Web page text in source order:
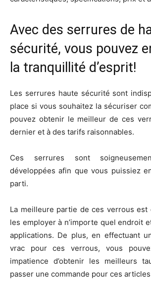
Avec des serrures de
sécurité, vous pouvez
la tranquillité d’esprit!
Les serrures haute sécurité sont
place si vous souhaitez la sécuriser
pouvez obtenir le meilleur de ces
dernier et à des tarifs raisonnables.
Ces serrures sont
développées afin que vous puissiez
parti.
La meilleure partie de ces verrous est
les employer à n’importe quel endroit
applications. De plus, en effectuant
vrac pour ces verrous, vous
impatience d’obtenir les meilleurs
passer une commande pour ces